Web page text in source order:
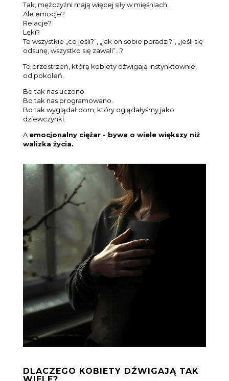
Tak, mężczyźni mają więcej siły w mięśniach.
Ale emocje?
Relacje?
Lęki?
Te wszystkie „co jeśli?”, „jak on sobie poradzi?”, „jeśli się
odsunę, wszystko się zawali”…?
To przestrzeń, którą kobiety dźwigają instynktownie,
od pokoleń.
Bo tak nas uczono.
Bo tak nas programowano.
Bo tak wyglądał dom, który oglądałyśmy jako
dziewczynki.
Aemocjonalny ciężar - bywa o wiele większy niż
walizka życia.
DLACZEGO KOBIETY DŹWIGAJĄ TAK